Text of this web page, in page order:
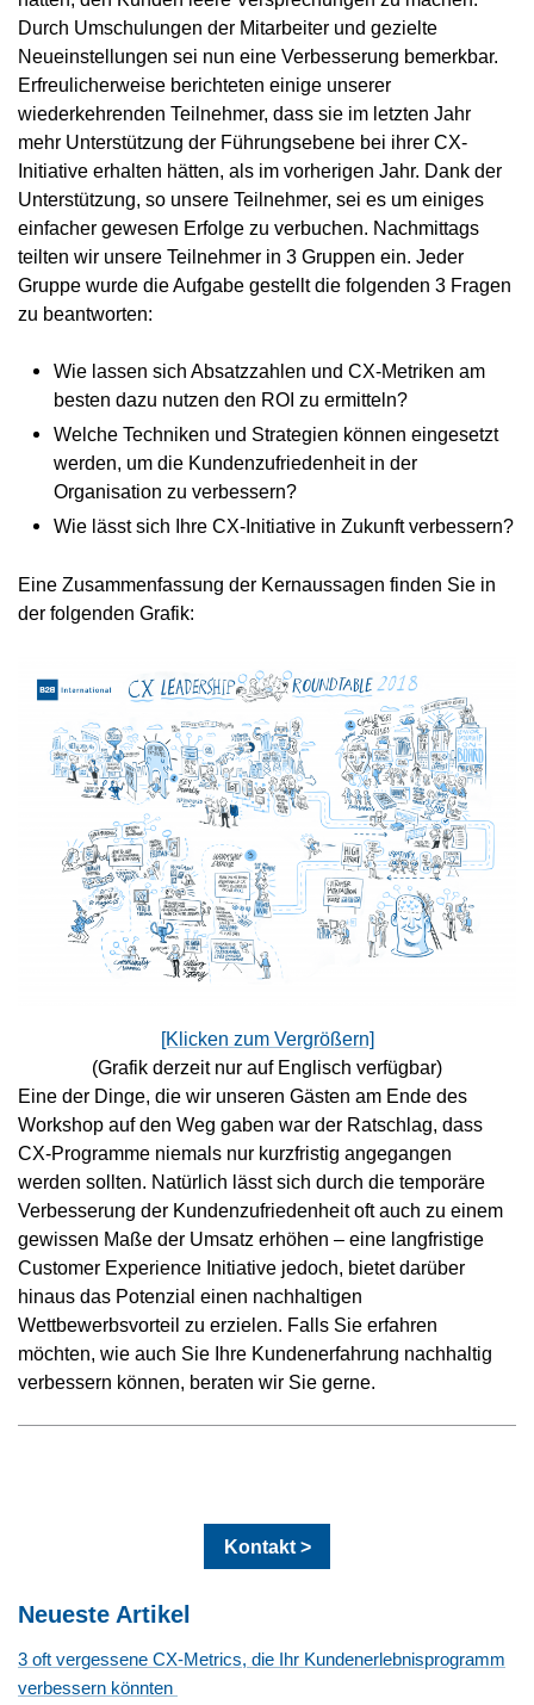
Durch Umschulungen der Mitarbeiter und gezielte
Neueinstellungen sei nun eine Verbesserung bemerkbar.
Erfreulicherweise berichteten einige unserer
wiederkehrenden Teilnehmer, dass sie im letzten Jahr
mehr Unterstützung der Führungsebene bei ihrer CX-
Initiative erhalten hätten, als im vorherigen Jahr. Dank der
Unterstützung, so unsere Teilnehmer, sei es um einiges
einfacher gewesen Erfolge zu verbuchen. Nachmittags
teilten wir unsere Teilnehmer in 3 Gruppen ein. Jeder
Gruppe wurde die Aufgabe gestellt die folgenden 3 Fragen
zu beantworten:
Wie lassen sich Absatzzahlen und CX-Metriken am
besten dazu nutzen den ROI zu ermitteln?
Welche Techniken und Strategien können eingesetzt
werden, um die Kundenzufriedenheit in der
Organisation zu verbessern?
Wie lässt sich Ihre CX-Initiative in Zukunft verbessern?
Eine Zusammenfassung der Kernaussagen finden Sie in
der folgenden Grafik:
[Klicken zum Vergrößern]
(Grafik derzeit nur auf Englisch verfügbar)
Eine der Dinge, die wir unseren Gästen am Ende des
Workshop auf den Weg gaben war der Ratschlag, dass
CX-Programme niemals nur kurzfristig angegangen
werden sollten. Natürlich lässt sich durch die temporäre
Verbesserung der Kundenzufriedenheit oft auch zu einem
gewissen Maße der Umsatz erhöhen – eine langfristige
Customer Experience Initiative jedoch, bietet darüber
hinaus das Potenzial einen nachhaltigen
Wettbewerbsvorteil zu erzielen. Falls Sie erfahren
möchten, wie auch Sie Ihre Kundenerfahrung nachhaltig
verbessern können, beraten wir Sie gerne.
Kontakt >
Neueste Artikel
3 oft vergessene CX-Metrics, die Ihr Kundenerlebnisprogramm
verbessern könnten